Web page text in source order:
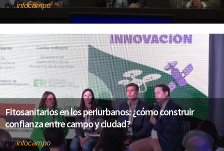
Porinfocampo
Fitosanitarios en los periurbanos: ¿cómo construir
confianza entre campo y ciudad?
Porinfocampo